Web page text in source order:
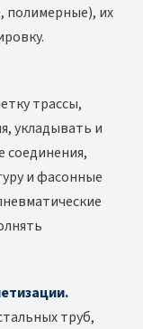
полимерные), их
трассы,
укладывать и
соединения,
и фасонные
труб,